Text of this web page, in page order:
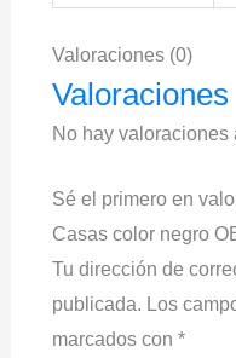
Valoraciones (0)
Valoraciones
No hay valoraciones
Sé el primero en
Casas color negro
Tu dirección de
publicada. Los
marcados con *